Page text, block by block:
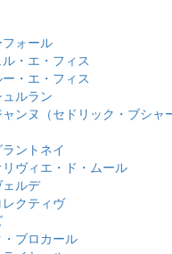
ォール
・エ・フィス
・エ・フィス
ルラン
ンヌ（セドリック・ブシャ
ントネイ
ヴィエ・ド・ムール
ルデ
クティヴ
ブロカール